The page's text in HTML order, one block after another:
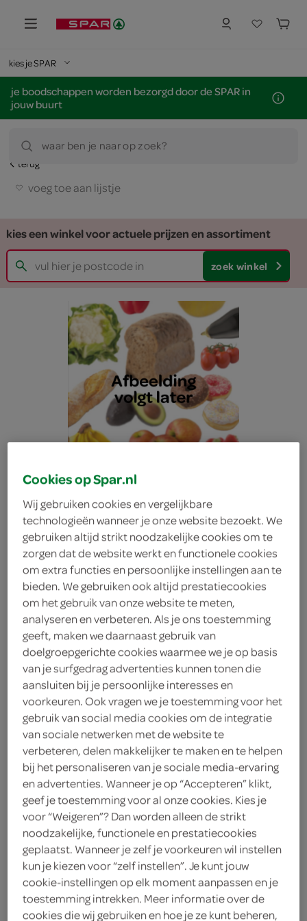
kies je SPAR
je boodschappen worden bezorgd door de SPAR in
jouw buurt
waar ben je naar op zoek?
terug
voeg toe aan lijstje
kies een winkel voor actuele prijzen en assortiment
zoek winkel
Lokale Bakker sesam
tarwe half
Lokale Bakker
1.
85
1 Stuks
Let op: aanbiedingen zijn niet zichtbaar bij de
producten, maar worden wél automatisch
verwerkt in de winkelmand.
Cookies op Spar.nl
Wij gebruiken cookies en vergelijkbare
technologieën wanneer je onze website bezoekt. We
gebruiken altijd strikt noodzakelijke cookies om te
zorgen dat de website werkt en functionele cookies
om extra functies en persoonlijke instellingen aan te
bieden. We gebruiken ook altijd prestatiecookies
om het gebruik van onze website te meten,
analyseren en verbeteren. Als je ons toestemming
geeft, maken we daarnaast gebruik van
doelgroepgerichte cookies waarmee we je op basis
van je surfgedrag advertenties kunnen tonen die
aansluiten bij je persoonlijke interesses en
voorkeuren. Ook vragen we je toestemming voor het
gebruik van social media cookies om de integratie
van sociale netwerken met de website te
verbeteren, delen makkelijker te maken en te helpen
bij het personaliseren van je sociale media-ervaring
en advertenties. Wanneer je op “Accepteren” klikt,
geef je toestemming voor al onze cookies. Kies je
voor “Weigeren”? Dan worden alleen de strikt
noodzakelijke, functionele en prestatiecookies
geplaatst. Wanneer je zelf je voorkeuren wil instellen
kun je kiezen voor “zelf instellen”. Je kunt jouw
cookie-instellingen op elk moment aanpassen en je
toestemming intrekken. Meer informatie over de
cookies die wij gebruiken en hoe je ze kunt beheren,